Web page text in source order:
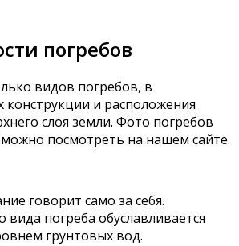
погребов
видов погребов, в
конструкции и расположения
слоя земли. Фото погребов
посмотреть на нашем сайте.
говорит само за себя.
вида погреба обуславливается
грунтовых вод.